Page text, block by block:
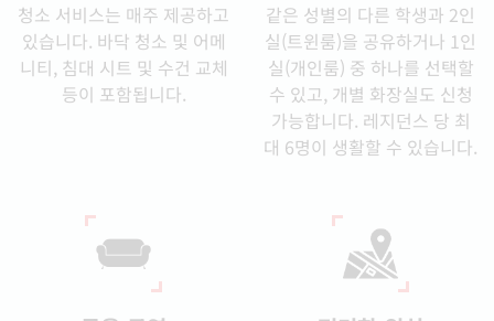
청소 서비스는 매주 제공하고
있습니다. 바닥 청소 및 어메
니티, 침대 시트 및 수건 교체
등이 포함됩니다.
같은 성별의 다른 학생과 2인
실(트윈룸)을 공유하거나 1인
실(개인룸) 중 하나를 선택할
수 있고, 개별 화장실도 신청
가능합니다. 레지던스 당 최
대 6명이 생활할 수 있습니다.